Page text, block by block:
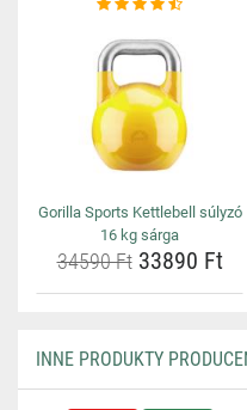
Gorilla Sports Kettlebell súlyzó
16 kg sárga
34590 Ft33890 Ft
INNE PRODUKTY